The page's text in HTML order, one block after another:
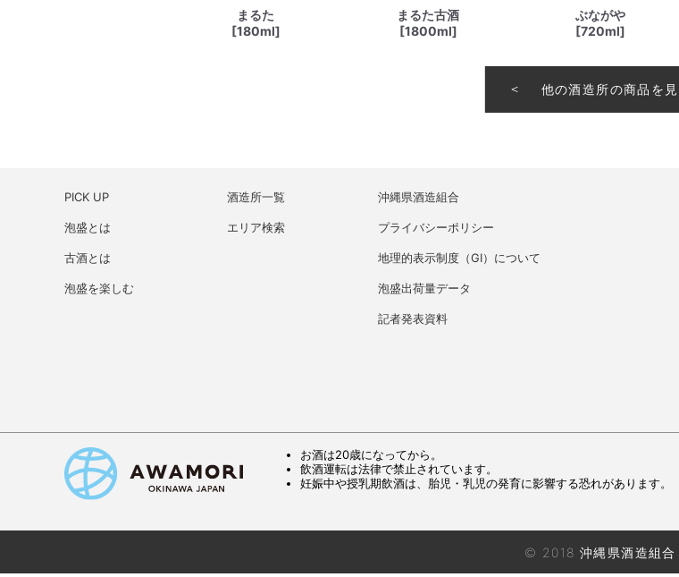
まるた
[180ml]
まるた古酒
[1800ml]
ぶながや
[720ml]
他の酒造所の商品を見
PICK UP
泡盛とは
古酒とは
泡盛を楽しむ
酒造所一覧
エリア検索
沖縄県酒造組合
プライバシーポリシー
地理的表示制度（GI）について
泡盛出荷量データ
記者発表資料
お酒は20歳になってから。
飲酒運転は法律で禁止されています。
妊娠中や授乳期飲酒は、胎児・乳児の発育に影響する恐れがあります。
© 2018 沖縄県酒造組合